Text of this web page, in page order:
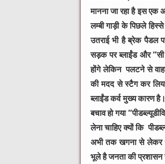
मानना जा रहा है इस
लम्बी गाड़ी के पिछले
उतराई भी है ब्रेक पैडल
सड़क पर ब्लाईंड और
होंगे लेकिन पलटने से
की मदद से स्टैग कर
ब्लाईंड कर्व मुख्य कारण
बचाव हो गया
लेना चाहिए क्यों कि
अभी तक खगना से लेकर
भूले है जनता की प्रशासन